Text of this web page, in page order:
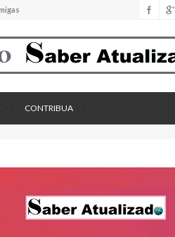
aponta estudo
CONTRIBUA